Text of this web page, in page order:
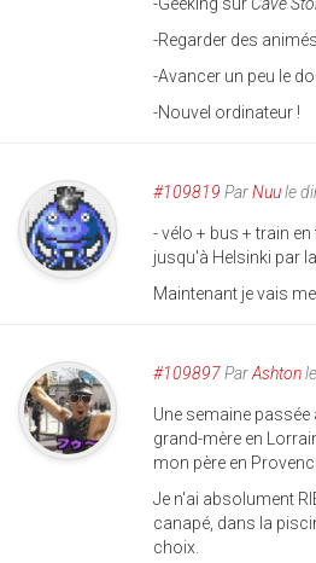
-Regarder des
-Avancer un peu le
-Nouvel ordinateur !
#109819 ParNuule
- vélo + bus + train
jusqu'à Helsinki par
Maintenant je vais
#109897ParAshton
Une semaine
grand-mère en
mon père en
Je n'ai absolument
canapé, dans la
choix.